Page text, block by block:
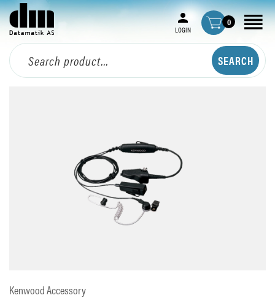
LOGIN
0
Kenwood Accessory